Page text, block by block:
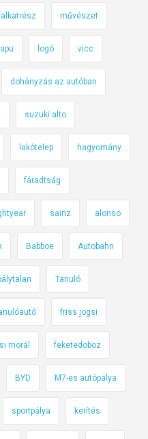
alkatrész művészet
logó vicc
dohányzás az autóban
suzuki alto
lakótelep hagyomány
fáradtság
sainz alonso
Babboe Autobahn
Tanuló
friss jogsi
morál feketedoboz
BYD M7-es autópálya
sportpálya kerítés